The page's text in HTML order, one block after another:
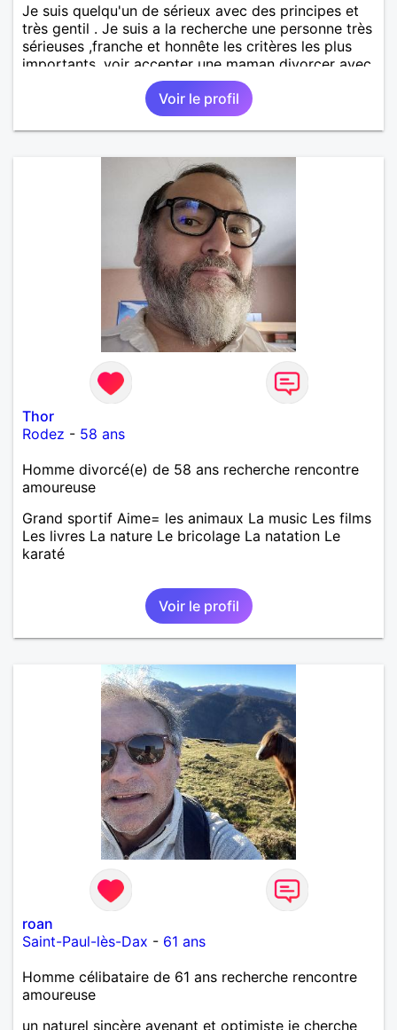
Je suis quelqu'un de sérieux avec des principes et
très gentil . Je suis a la recherche une personne très
sérieuses ,franche et honnête les critères les plus
importants, voir accepter une maman divorcer avec
son enfant il n y a aucun problème. S' abstenir au
personne non sérieuse merci. Recherche dans un
premier temps dialogue et apprendre à connaître la
personne puis dans un deuxième temps relation plus
professionnelle et agent de sécurité privée et
agents SIAP1. ET télésurveillance et vidéo
protection dans les casino supermarché. en CDI
Mes passions. Sont la robotique ,vtt ,Echeque
,astronomie . Service militaire belfort 35 régiment d
infanterie et engager sur 5 ans.de (1998 a 2003.)
Divers je fait en moyenne 6 km de marche par jour
a pieds. A la fin de mon travail a mon domicile. J 'ai
un rêve cet de construire une vie a deux en
harmonie. Si je pourrais lui décrocher la lune je le
ferais. A chaque fois que je vois un beau ciel étoilé
je rêve d' être avec quelqu'un.
Voir le profil
Thor
Rodez - 58 ans
Homme divorcé(e) de 58 ans recherche rencontre
amoureuse
Grand sportif Aime= les animaux La music Les films
Les livres La nature Le bricolage La natation Le
karaté
Voir le profil
roan
Saint-Paul-lès-Dax - 61 ans
Homme célibataire de 61 ans recherche rencontre
amoureuse
un naturel sincère avenant et optimiste je cherche